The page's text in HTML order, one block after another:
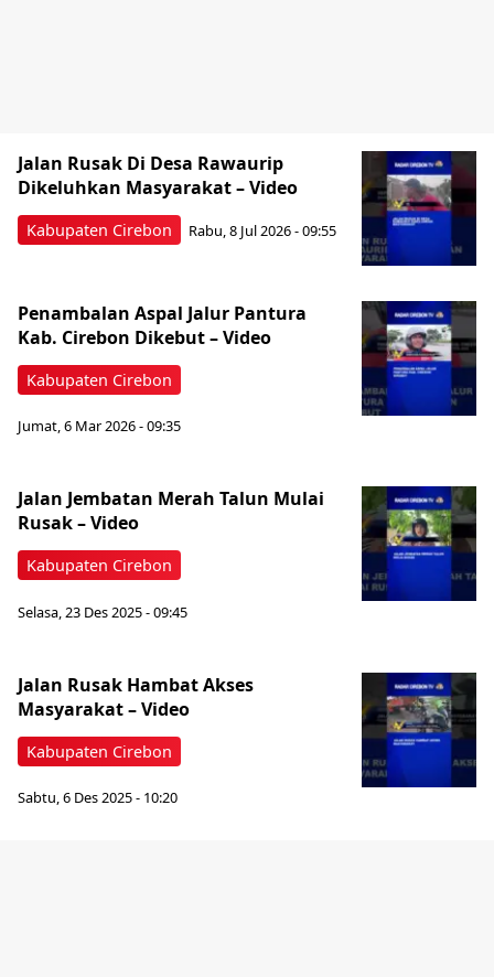
Kabupaten Cirebon
Jalan Rusak Di Desa Rawaurip
Dikeluhkan Masyarakat – Video
Rabu, 8 Jul 2026 - 09:55
Kabupaten Cirebon
Penambalan Aspal Jalur Pantura
Kab. Cirebon Dikebut – Video
Jumat, 6 Mar 2026 - 09:35
Kabupaten Cirebon
Jalan Jembatan Merah Talun Mulai
Rusak – Video
Selasa, 23 Des 2025 - 09:45
Kabupaten Cirebon
Jalan Rusak Hambat Akses
Masyarakat – Video
Sabtu, 6 Des 2025 - 10:20